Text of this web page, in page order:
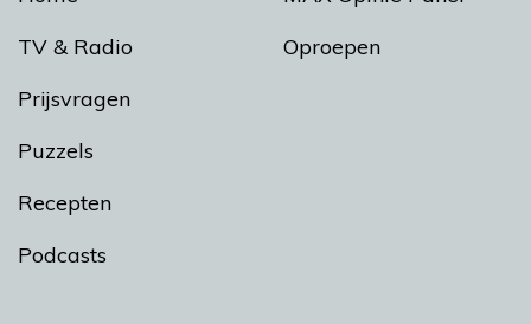
TV & Radio
Prijsvragen
Puzzels
Recepten
Podcasts
Oproepen